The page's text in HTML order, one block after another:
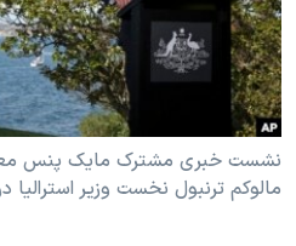
فرهنگ و زندگی
حقوق شهروندی
اقتصادی
علم و فناوری
اسرائیل در جنگ
مستندها
انتخابات ریاست جمهوری آمریکا ۲۰۲۴
حمله جمهوری اسلامی به اسرائیل
رمز مهسا
ورزش زنان در ایران
دنبال کنید
زبانهای مختلف
نشست خبری مشترک مایک پنس
مالوکم ترنبول نخست وزیر استرالیا در سیدنی - ۲